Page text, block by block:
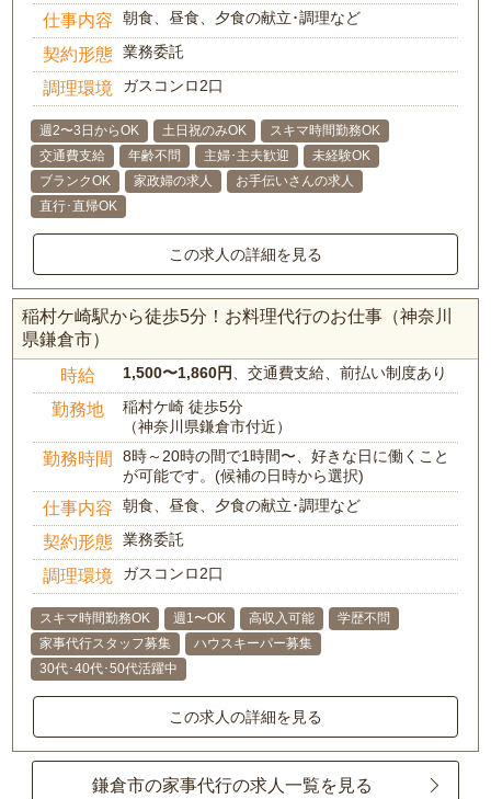
仕事内容 朝食、昼食、夕食の献立･調理など
契約形態 業務委託
調理環境 ガスコンロ2口
週2〜3日からOK 土日祝のみOK
スキマ時間勤務OK
交通費支給
年齢不問 主婦･主夫歓迎
未経験OK
ブランクOK
家政婦の求人
お手伝いさんの求人
直行･直帰OK
この求人の詳細を見る
稲村ケ崎駅から徒歩5分！お料理代行のお仕事（神奈川
県鎌倉市）
時給 1,500〜1,860円 、交通費支給、前払い制度あり
勤務地
稲村ケ崎 徒歩5分
（神奈川県鎌倉市付近）
勤務時間
8時～20時の間で1時間〜、好きな日に働くこと
が可能です。(候補の日時から選択)
仕事内容 朝食、昼食、夕食の献立･調理など
契約形態 業務委託
調理環境 ガスコンロ2口
スキマ時間勤務OK 週1〜OK 高収入可能
学歴不問
家事代行スタッフ募集
ハウスキーパー募集
30代･40代･50代活躍中
この求人の詳細を見る
鎌倉市の家事代行の求人一覧を見る